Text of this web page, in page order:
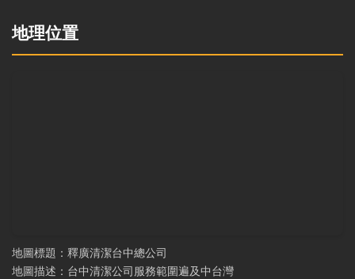
地理位置
地圖標題：釋廣清潔台中總公司
地圖描述：台中清潔公司服務範圍遍及中台灣